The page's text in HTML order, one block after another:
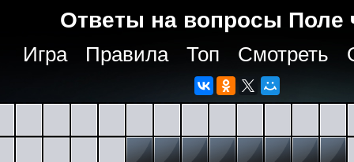
Ответы на вопросы Поле
Игра Правила Топ Смотреть